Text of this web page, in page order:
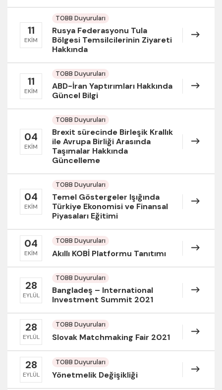
11
EKIM
TOBB Duyuruları
Rusya Federasyonu Tula
Bölgesi Temsilcilerinin Ziyareti
Hakkında
11
EKIM
TOBB Duyuruları
ABD-İran Yaptırımları Hakkında
Güncel Bilgi
04
EKIM
TOBB Duyuruları
Brexit sürecinde Birleşik Krallık
ile Avrupa Birliği Arasında
Taşımalar Hakkında
Güncelleme
04
EKIM
TOBB Duyuruları
Temel Göstergeler Işığında
Türkiye Ekonomisi ve Finansal
Piyasaları Eğitimi
04
EKIM
TOBB Duyuruları
Akıllı KOBİ Platformu Tanıtımı
28
EYLÜL
TOBB Duyuruları
Bangladeş – International
Investment Summit 2021
28
EYLÜL
TOBB Duyuruları
Slovak Matchmaking Fair 2021
28
EYLÜL
TOBB Duyuruları
Yönetmelik Değişikliği